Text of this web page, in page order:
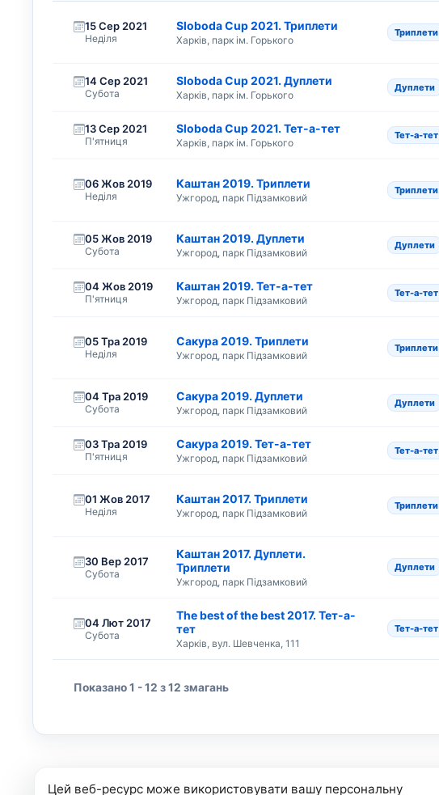
Цей веб-ресурс може використовувати вашу персональну
15 Сер 2021
Неділя
Sloboda Cup 2021. Триплети
Харків, парк ім. Горького
Триплети
14 Сер 2021
Субота
Sloboda Cup 2021. Дуплети
Харків, парк ім. Горького
Дуплети
13 Сер 2021
П'ятниця
Sloboda Cup 2021. Тет-а-тет
Харків, парк ім. Горького
Тет-а-тет
06 Жов 2019
Неділя
Каштан 2019. Триплети
Ужгород, парк Підзамковий
Триплети
05 Жов 2019
Субота
Каштан 2019. Дуплети
Ужгород, парк Підзамковий
Дуплети
04 Жов 2019
П'ятниця
Каштан 2019. Тет-а-тет
Ужгород, парк Підзамковий
Тет-а-тет
05 Тра 2019
Неділя
Сакура 2019. Триплети
Ужгород, парк Підзамковий
Триплети
04 Тра 2019
Субота
Сакура 2019. Дуплети
Ужгород, парк Підзамковий
Дуплети
03 Тра 2019
П'ятниця
Сакура 2019. Тет-а-тет
Ужгород, парк Підзамковий
Тет-а-тет
01 Жов 2017
Неділя
Каштан 2017. Триплети
Ужгород, парк Підзамковий
Триплети
30 Вер 2017
Субота
Каштан 2017. Дуплети.
Триплети
Ужгород, парк Підзамковий
Дуплети
04 Лют 2017
Субота
The best of the best 2017. Тет-а-
тет
Харків, вул. Шевченка, 111
Тет-а-тет
Показано 1 - 12 з 12 змагань